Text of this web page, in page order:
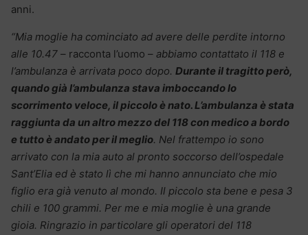
anni.
“Mia moglie ha cominciato ad avere delle perdite intorno
alle 10.47 – racconta l’uomo – abbiamo contattato il 118 e
l’ambulanza è arrivata poco dopo. Durante il tragitto però,
quando già l’ambulanza stava imboccando lo
scorrimento veloce, il piccolo è nato. L’ambulanza è stata
raggiunta da un altro mezzo del 118 con medico a bordo
e tutto è andato per il meglio. Nel frattempo io sono
arrivato con la mia auto al pronto soccorso dell’ospedale
Sant’Elia ed è stato lì che mi hanno annunciato che mio
figlio era già venuto al mondo. Il piccolo sta bene e pesa 3
chili e 100 grammi. Per me e mia moglie è una grande
gioia. Ringrazio in particolare gli operatori del 118